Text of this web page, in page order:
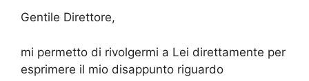
Gentile Direttore,
mi permetto di rivolgermi a Lei direttamente per
esprimere il mio disappunto riguardo